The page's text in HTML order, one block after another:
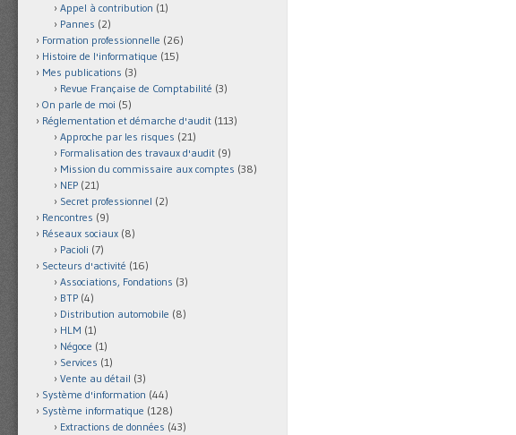
Appel à contribution (1)
Pannes (2)
Formation professionnelle (26)
Histoire de l'informatique (15)
Mes publications (3)
Revue Française de Comptabilité (3)
On parle de moi (5)
Réglementation et démarche d'audit (113)
Approche par les risques (21)
Formalisation des travaux d'audit (9)
Mission du commissaire aux comptes (38)
NEP (21)
Secret professionnel (2)
Rencontres (9)
Réseaux sociaux (8)
Pacioli (7)
Secteurs d'activité (16)
Associations, Fondations (3)
BTP (4)
Distribution automobile (8)
HLM (1)
Négoce (1)
Services (1)
Vente au détail (3)
Système d'information (44)
Système informatique (128)
Extractions de données (43)